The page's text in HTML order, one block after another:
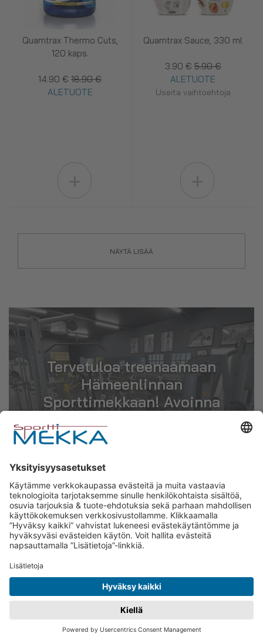
Quamtrax Thermo Cuts,
120 kaps.
14.90 € 18.90 €
ALETUOTE
Quamtrax Sauce, 330 ml
3.90 € 5.90 €
ALETUOTE
Useita vaihtoehtoja
NÄYTÄ LISÄÄ
Tervetuloa treenaamaan
Hämeenlinnan
Sporttimekkaan! Avoinna
24h vuoden jokaisena
päivänä, jäsenyys alkaen 25
Tervetuloa treenaamaan
Sporttimekkaan!
Erinomainen varustelutaso mahdollistaa
monipuoliset harjoitteluolosuhteet aikoihin
jotka sopivat sinulle parhaiten.
Harjoittelutilaa on yhteensä 1300 neliötä.